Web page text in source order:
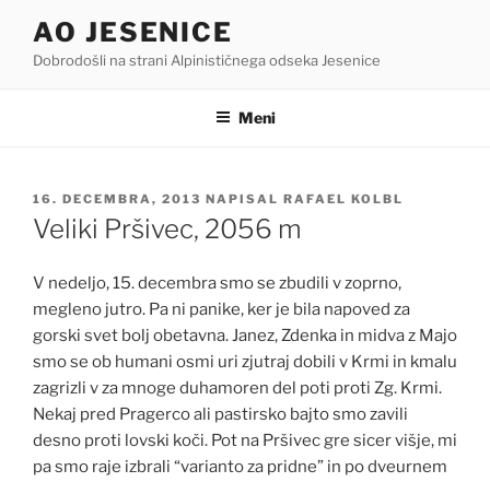
vsebino
AO JESENICE
Dobrodošli na strani Alpinističnega odseka Jesenice
Meni
OBJAVLJENO
DNE
16. DECEMBRA, 2013 NAPISAL RAFAEL KOLBL
Veliki Pršivec, 2056 m
V nedeljo, 15. decembra smo se zbudili v zoprno,
megleno jutro. Pa ni panike, ker je bila napoved za
gorski svet bolj obetavna. Janez, Zdenka in midva z Majo
smo se ob humani osmi uri zjutraj dobili v Krmi in kmalu
zagrizli v za mnoge duhamoren del poti proti Zg. Krmi.
Nekaj pred Pragerco ali pastirsko bajto smo zavili
desno proti lovski koči. Pot na Pršivec gre sicer višje, mi
pa smo raje izbrali “varianto za pridne” in po dveurnem